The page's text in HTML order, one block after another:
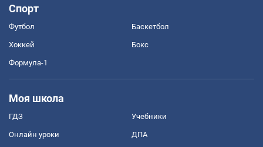
Спорт
Футбол Баскетбол
Хоккей Бокс
Формула-1
Моя школа
ГДЗ Учебники
Онлайн уроки ДПА